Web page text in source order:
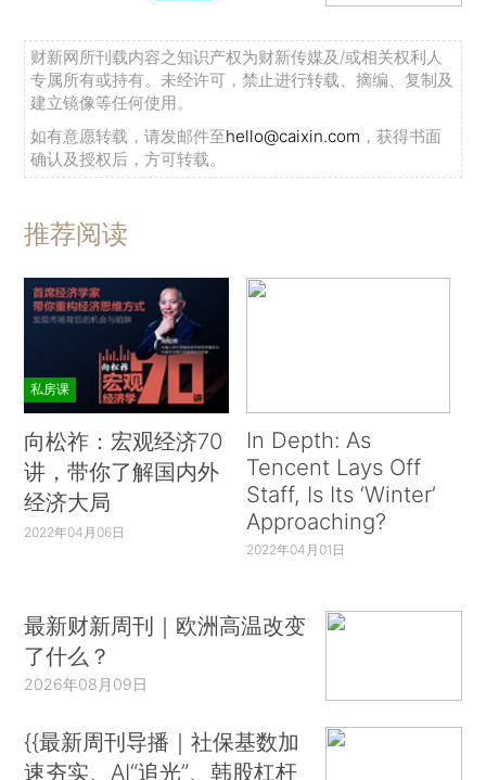
财新网所刊载内容之知识产权为财新传媒及/或相关权利人
专属所有或持有。未经许可，禁止进行转载、摘编、复制及
建立镜像等任何使用。
如有意愿转载，请发邮件至hello@caixin.com ，获得书面
确认及授权后，方可转载。
推荐阅读
私房课
向松祚：宏观经济70
讲，带你了解国内外
经济大局
2022年04月06日
In Depth: As
Tencent Lays Off
Staff, Is Its ‘Winter’
Approaching?
2022年04月01日
最新财新周刊｜欧洲高温改变
了什么？
2026年08月09日
{{最新周刊导播｜社保基数加
速夯实、AI“追光”、韩股杠杆